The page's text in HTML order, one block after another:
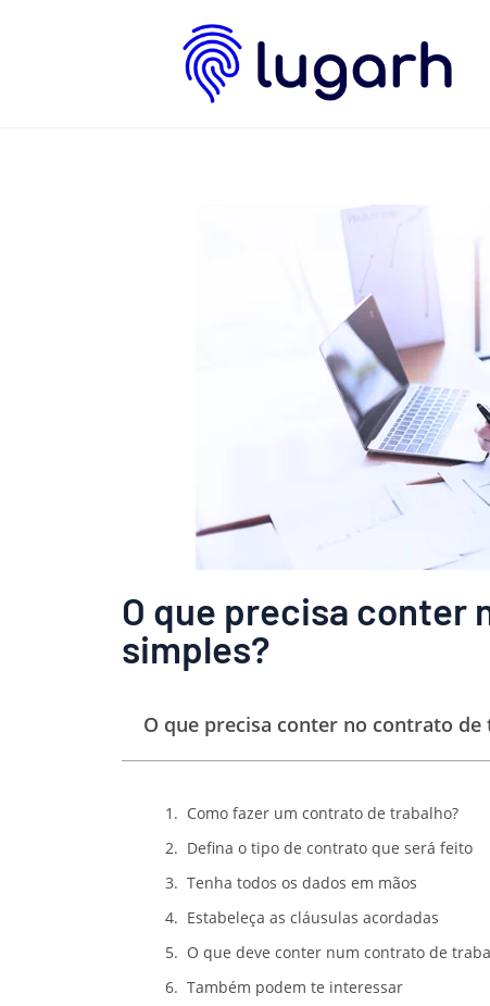
O que precisa conter
simples?
O que precisa conter no contrato de
Como fazer um contrato de trabalho?
Defina o tipo de contrato que será feito
Tenha todos os dados em mãos
Estabeleça as cláusulas acordadas
O que deve conter num contrato de
Também podem te interessar